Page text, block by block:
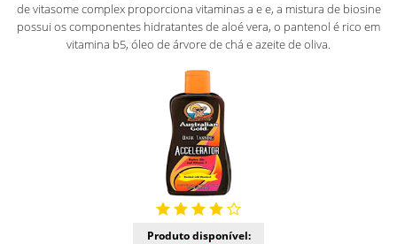
de vitasome complex proporciona vitaminas a e e, a mistura de biosine
possui os componentes hidratantes de aloé vera, o pantenol é rico em
vitamina b5, óleo de árvore de chá e azeite de oliva.
Produto disponível: